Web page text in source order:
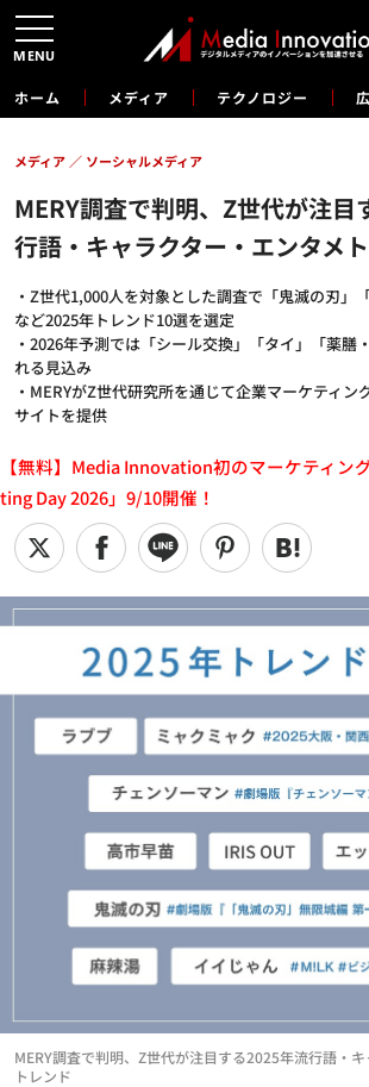
ホーム メディア テクノロジー
MERY調査で判明、Z世代が注
行語・キャラクター・エンタメ
・Z世代1,000人を対象とした調査で「鬼滅の刃」
など2025年トレンド10選を選定
・2026年予測では「シール交換」「タイ」「薬膳
れる見込み
・MERYがZ世代研究所を通じて企業マーケティン
サイトを提供
メディア ソーシャルメディア
【無料】Media Innovation初のマーケティン
ting Day 2026」9/10開催！
MERY調査で判明、Z世代が注目する2025年流行語・
トレンド
MENU